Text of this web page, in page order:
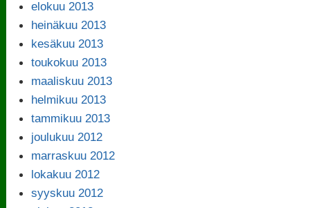
elokuu 2013
heinäkuu 2013
kesäkuu 2013
toukokuu 2013
maaliskuu 2013
helmikuu 2013
tammikuu 2013
joulukuu 2012
marraskuu 2012
lokakuu 2012
syyskuu 2012